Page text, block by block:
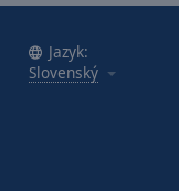
Jazyk:
Slovenský